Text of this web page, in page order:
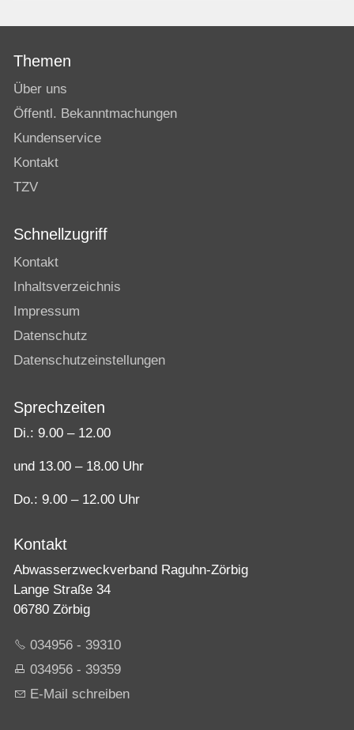
Themen
Über uns
Öffentl. Bekanntmachungen
Kundenservice
Kontakt
TZV
Schnellzugriff
Kontakt
Inhaltsverzeichnis
Impressum
Datenschutz
Datenschutzeinstellungen
Sprechzeiten
Di.: 9.00 – 12.00
und 13.00 – 18.00 Uhr
Do.: 9.00 – 12.00 Uhr
Kontakt
Abwasserzweckverband Raguhn-Zörbig
Lange Straße 34
06780 Zörbig
034956 - 39310
034956 - 39359
E-Mail schreiben